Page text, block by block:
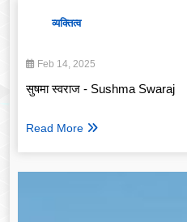
व्यक्तित्व
Feb 14, 2025
सुषमा स्वराज - Sushma Swaraj
Read More